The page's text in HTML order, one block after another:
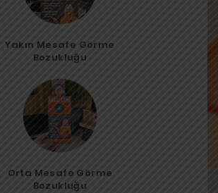
Yakın Mesafe Görme
Bozukluğu
Orta Mesafe Görme
Bozukluğu